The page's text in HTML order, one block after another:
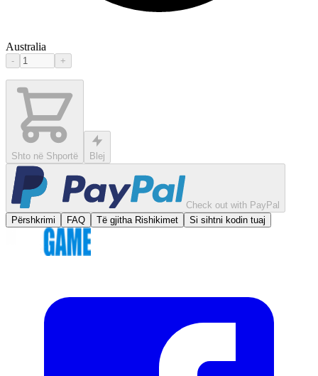
Australia
- +
Shto në Shportë Blej
Check out with PayPal
Përshkrimi
FAQ Të gjitha Rishikimet Si sihtni kodin tuaj